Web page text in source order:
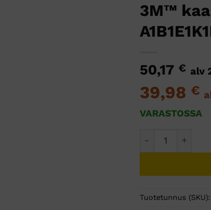
3M™
50,17 € alv
39,98 €
VARASTOSSA
Tuotetunnus (SKU):